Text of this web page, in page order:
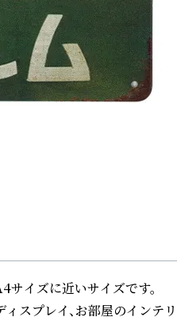
イズに近いサイズです。
ィスプレイ、お部屋のインテリ